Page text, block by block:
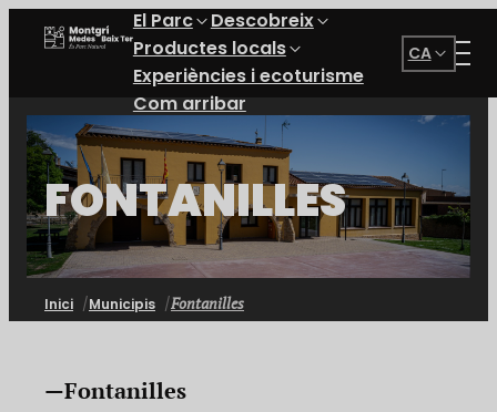
Parc Natural del Montgrí, les Illes Medes i el Baix Ter
El Parc
Descobreix
Productes locals
Experiències i ecoturisme
Com arribar
CA
Inici Municipis Fontanilles
FONTANILLES
Fontanilles